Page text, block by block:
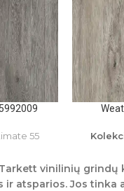
55
vinilinių grindų
ir atsparios. Jos tinka